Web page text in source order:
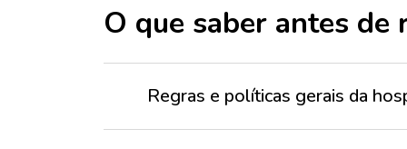
O que saber antes de
Regras e políticas gerais da